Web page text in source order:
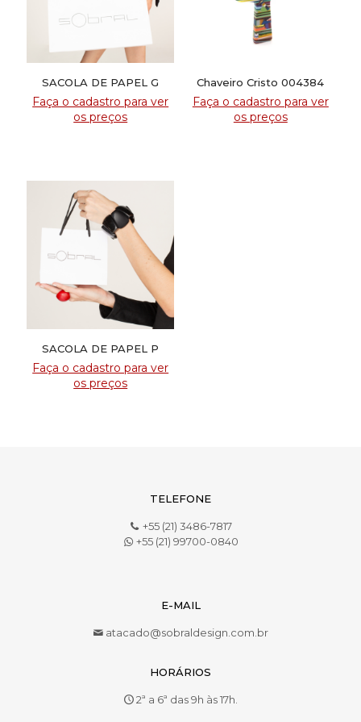
SACOLA DE PAPEL G
Faça o cadastro para ver
os preços
Chaveiro Cristo 004384
Faça o cadastro para ver
os preços
SACOLA DE PAPEL P
Faça o cadastro para ver
os preços
TELEFONE
+55 (21) 3486-7817
+55 (21) 99700-0840
E-MAIL
atacado@sobraldesign.com.br
HORÁRIOS
2ª a 6ª das 9h às 17h.